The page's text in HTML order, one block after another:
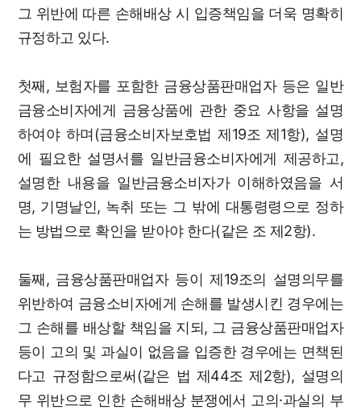
그 위반에 따른 손해배상 시 입증책임을 더욱 명확히
규정하고 있다.
첫째, 보험자를 포함한 금융상품판매업자 등은 일반
금융소비자에게 금융상품에 관한 중요 사항을 설명
하여야 하며(금융소비자보호법 제19조 제1항), 설명
에 필요한 설명서를 일반금융소비자에게 제공하고,
설명한 내용을 일반금융소비자가 이해하였음을 서
명, 기명날인, 녹취 또는 그 밖에 대통령령으로 정하
는 방법으로 확인을 받아야 한다(같은 조 제2항).
둘째, 금융상품판매업자 등이 제19조의 설명의무를
위반하여 금융소비자에게 손해를 발생시킨 경우에는
그 손해를 배상할 책임을 지되, 그 금융상품판매업자
등이 고의 및 과실이 없음을 입증한 경우에는 면책된
다고 규정함으로써(같은 법 제44조 제2항), 설명의
무 위반으로 인한 손해배상 분쟁에서 고의·과실의 부